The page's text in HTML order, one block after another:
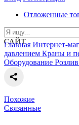
Отложенные
САЙТ
Главная Интернет-
давлением Краны и
Оборудование
Похожие
Связанные